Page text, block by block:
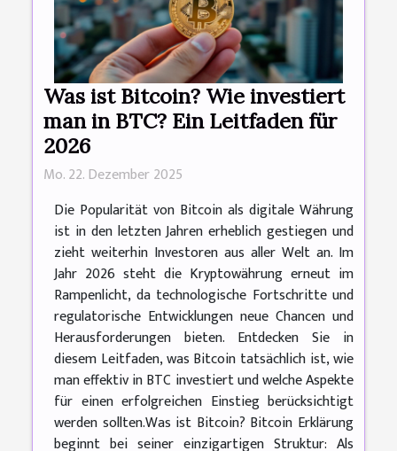
Was ist Bitcoin? Wie investiert
man in BTC? Ein Leitfaden für
2026
Mo. 22. Dezember 2025
Die Popularität von Bitcoin als digitale Währung
ist in den letzten Jahren erheblich gestiegen und
zieht weiterhin Investoren aus aller Welt an. Im
Jahr 2026 steht die Kryptowährung erneut im
Rampenlicht, da technologische Fortschritte und
regulatorische Entwicklungen neue Chancen und
Herausforderungen bieten. Entdecken Sie in
diesem Leitfaden, was Bitcoin tatsächlich ist, wie
man effektiv in BTC investiert und welche Aspekte
für einen erfolgreichen Einstieg berücksichtigt
werden sollten.Was ist Bitcoin? Bitcoin Erklärung
beginnt bei seiner einzigartigen Struktur: Als